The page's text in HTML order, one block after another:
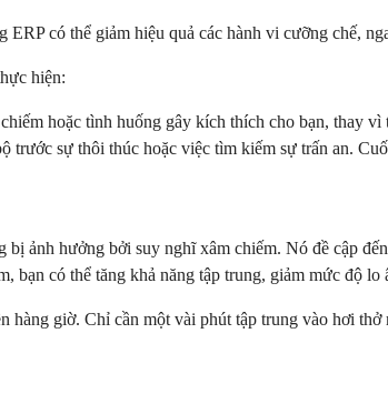
ERP có thể giảm hiệu quả các hành vi cưỡng chế,
hiện:
hoặc tình huống gây kích thích cho bạn, thay vì
trước sự thôi thúc hoặc việc tìm kiếm sự trấn an.
ảnh hưởng bởi suy nghĩ xâm chiếm. Nó đề cập
bạn có thể tăng khả năng tập trung, giảm mức độ
giờ. Chỉ cần một vài phút tập trung vào hơi thở